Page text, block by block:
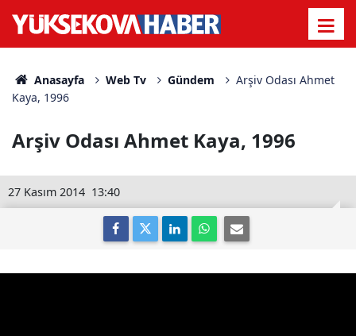
Anasayfa Web Tv Gündem
Arşiv Odası Ahmet
Kaya, 1996
Arşiv Odası Ahmet Kaya, 1996
13:40
27 Kasım 2014